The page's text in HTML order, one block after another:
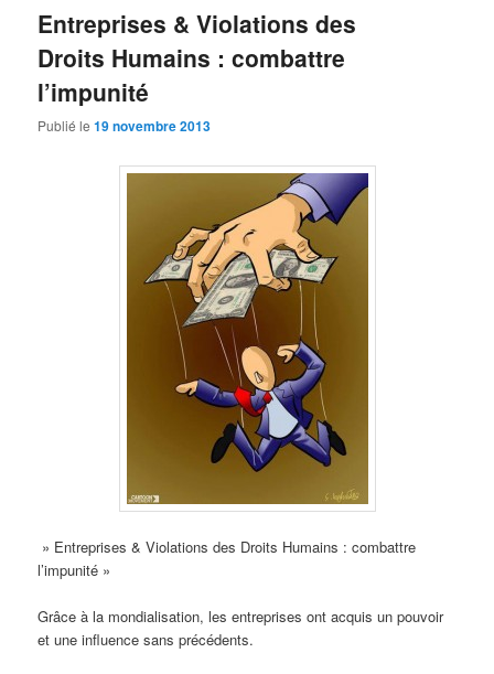
Entreprises & Violations des
Droits Humains : combattre
l’impunité
Publié le19 novembre 2013
» Entreprises & Violations des Droits Humains : combattre
l’impunité »
Grâce à la mondialisation, les entreprises ont acquis un pouvoir
et une influence sans précédents.